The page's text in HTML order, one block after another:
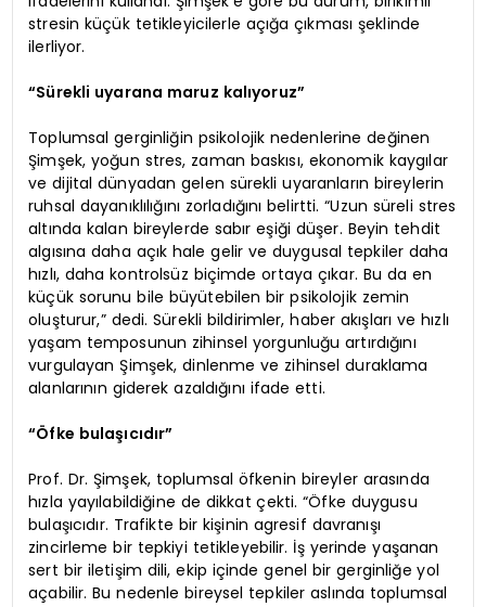
stresin küçük tetikleyicilerle açığa çıkması şeklinde
ilerliyor.
“Sürekli uyarana maruz kalıyoruz”
Toplumsal gerginliğin psikolojik nedenlerine değinen
Şimşek, yoğun stres, zaman baskısı, ekonomik kaygılar
ve dijital dünyadan gelen sürekli uyaranların bireylerin
ruhsal dayanıklılığını zorladığını belirtti. “Uzun süreli stres
altında kalan bireylerde sabır eşiği düşer. Beyin tehdit
algısına daha açık hale gelir ve duygusal tepkiler daha
hızlı, daha kontrolsüz biçimde ortaya çıkar. Bu da en
küçük sorunu bile büyütebilen bir psikolojik zemin
oluşturur,” dedi. Sürekli bildirimler, haber akışları ve hızlı
yaşam temposunun zihinsel yorgunluğu artırdığını
vurgulayan Şimşek, dinlenme ve zihinsel duraklama
alanlarının giderek azaldığını ifade etti.
“Öfke bulaşıcıdır”
Prof. Dr. Şimşek, toplumsal öfkenin bireyler arasında
hızla yayılabildiğine de dikkat çekti. “Öfke duygusu
bulaşıcıdır. Trafikte bir kişinin agresif davranışı
zincirleme bir tepkiyi tetikleyebilir. İş yerinde yaşanan
sert bir iletişim dili, ekip içinde genel bir gerginliğe yol
açabilir. Bu nedenle bireysel tepkiler aslında toplumsal